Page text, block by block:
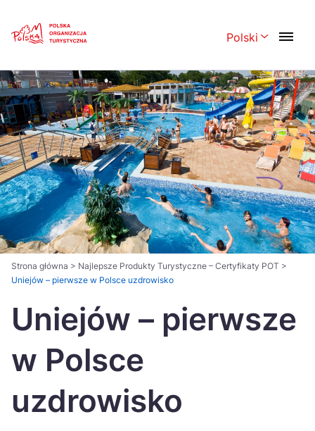
Polski
Polski English
Česká 中国
Dansk Deutsch
Español Français
Italiano Magyar
Nederlands 日本語
Português Norsk
Україна
Zamknij
Strona główna > Najlepsze Produkty Turystyczne – Certyfikaty POT >
Uniejów – pierwsze w Polsce uzdrowisko
Uniejów – pierwsze
w Polsce
uzdrowisko